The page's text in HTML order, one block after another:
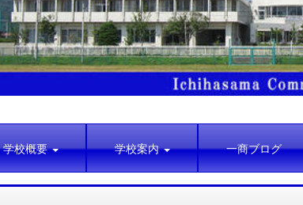
学校概要 学校案内 一商ブログ